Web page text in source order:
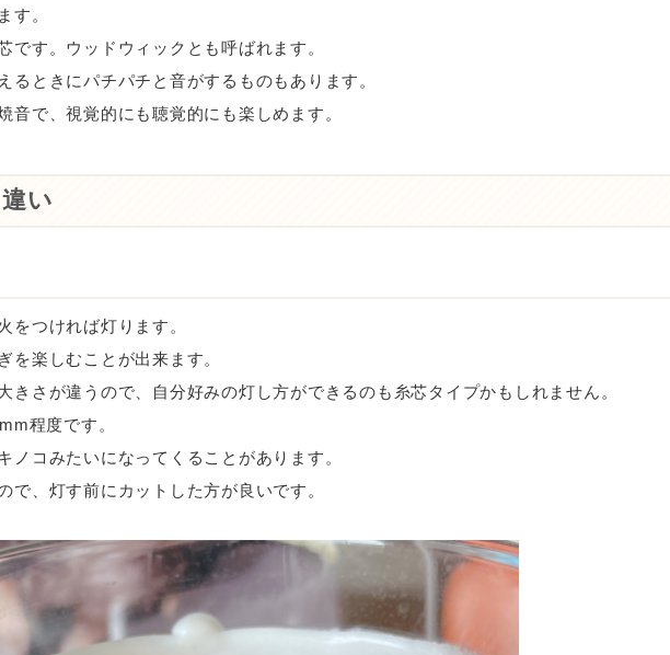
す。
です。ウッドウィックとも呼ばれます。
るときにパチパチと音がするものもあります。
音で、視覚的にも聴覚的にも楽しめます。
い
をつければ灯ります。
を楽しむことが出来ます。
きさが違うので、自分好みの灯し方ができるのも糸芯タイプかもしれません。
程度です。
ノコみたいになってくることがあります。
で、灯す前にカットした方が良いです。